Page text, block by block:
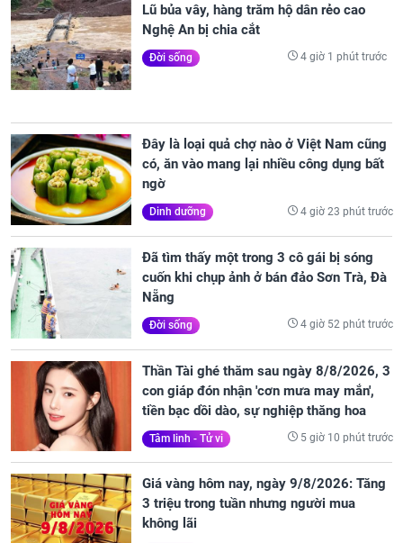
Lũ bủa vây, hàng trăm hộ dân rẻo cao
Nghệ An bị chia cắt
Đời sống 4 giờ 1 phút trước
Đây là loại quả chợ nào ở Việt Nam cũng
có, ăn vào mang lại nhiều công dụng bất
ngờ
Dinh dưỡng 4 giờ 23 phút trước
Đã tìm thấy một trong 3 cô gái bị sóng
cuốn khi chụp ảnh ở bán đảo Sơn Trà, Đà
Nẵng
Đời sống 4 giờ 52 phút trước
Thần Tài ghé thăm sau ngày 8/8/2026, 3
con giáp đón nhận 'cơn mưa may mắn',
tiền bạc dồi dào, sự nghiệp thăng hoa
Tâm linh - Tử vi 5 giờ 10 phút trước
Giá vàng hôm nay, ngày 9/8/2026: Tăng
3 triệu trong tuần nhưng người mua
không lãi